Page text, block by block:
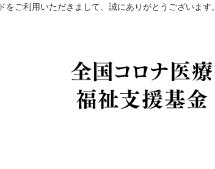
をご利用いただきまして、誠にありがとうございます。